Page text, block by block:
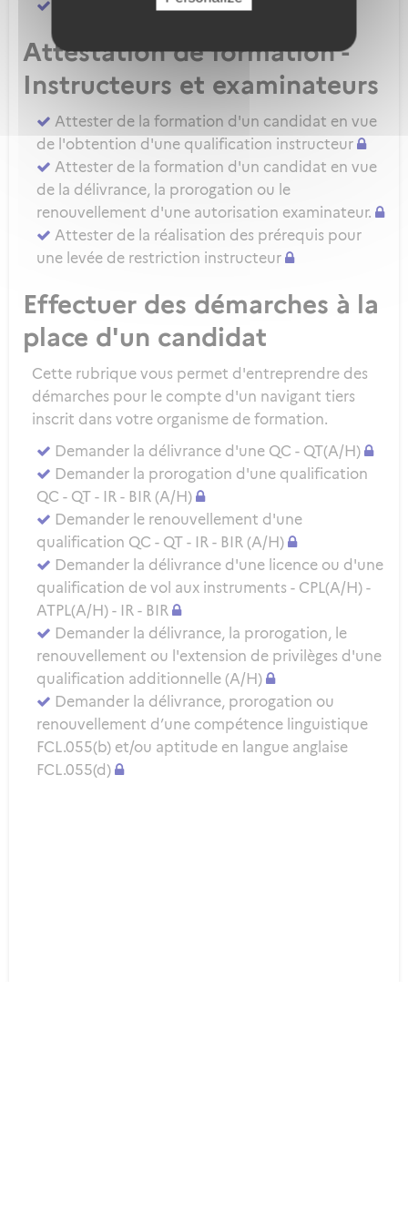
Attester d'une évaluation de niveau IRSE
Attestation de formation -
Instructeurs et examinateurs
Attester de la formation d'un candidat en vue
de l'obtention d'une qualification instructeur
Attester de la formation d'un candidat en vue
de la délivrance, la prorogation ou le
renouvellement d'une autorisation examinateur.
Attester de la réalisation des prérequis pour
une levée de restriction instructeur
Effectuer des démarches à la
place d'un candidat
Cette rubrique vous permet d'entreprendre des
démarches pour le compte d'un navigant tiers
inscrit dans votre organisme de formation.
Demander la délivrance d'une QC - QT(A/H)
Demander la prorogation d'une qualification
QC - QT - IR - BIR (A/H)
Demander le renouvellement d'une
qualification QC - QT - IR - BIR (A/H)
Demander la délivrance d'une licence ou d'une
qualification de vol aux instruments - CPL(A/H) -
ATPL(A/H) - IR - BIR
Demander la délivrance, la prorogation, le
renouvellement ou l'extension de privilèges d'une
qualification additionnelle (A/H)
Demander la délivrance, prorogation ou
renouvellement d’une compétence linguistique
FCL.055(b) et/ou aptitude en langue anglaise
FCL.055(d)